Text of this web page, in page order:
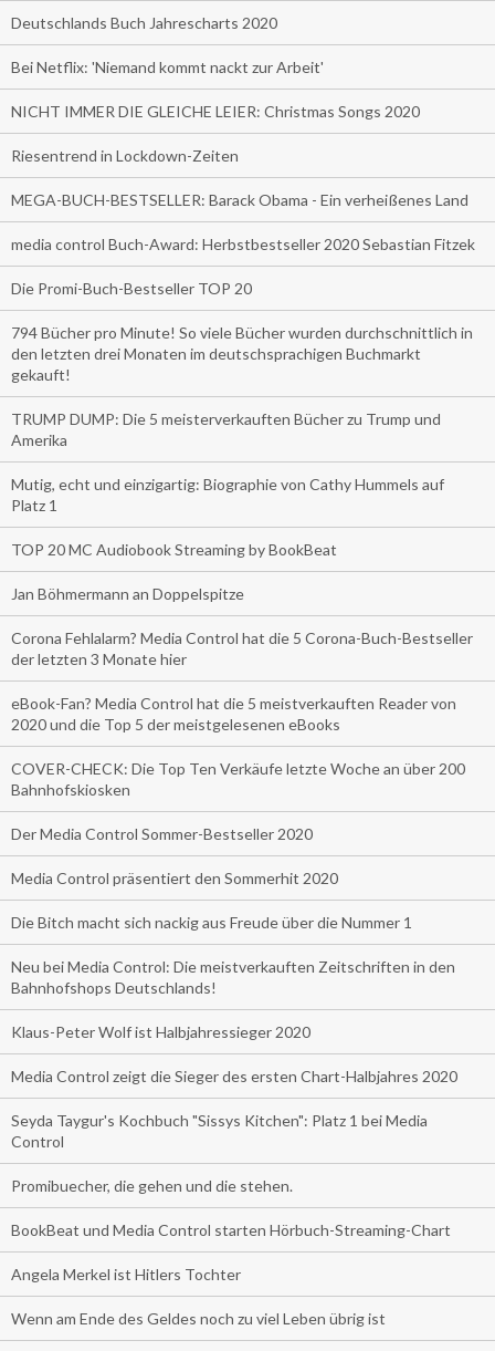
Deutschlands Buch Jahrescharts 2020
Bei Netflix: 'Niemand kommt nackt zur Arbeit'
NICHT IMMER DIE GLEICHE LEIER: Christmas Songs 2020
Riesentrend in Lockdown-Zeiten
MEGA-BUCH-BESTSELLER: Barack Obama - Ein verheißenes Land
media control Buch-Award: Herbstbestseller 2020 Sebastian Fitzek
Die Promi-Buch-Bestseller TOP 20
794 Bücher pro Minute! So viele Bücher wurden durchschnittlich in
den letzten drei Monaten im deutschsprachigen Buchmarkt
gekauft!
TRUMP DUMP: Die 5 meisterverkauften Bücher zu Trump und
Amerika
Mutig, echt und einzigartig: Biographie von Cathy Hummels auf
Platz 1
TOP 20 MC Audiobook Streaming by BookBeat
Jan Böhmermann an Doppelspitze
Corona Fehlalarm? Media Control hat die 5 Corona-Buch-Bestseller
der letzten 3 Monate hier
eBook-Fan? Media Control hat die 5 meistverkauften Reader von
2020 und die Top 5 der meistgelesenen eBooks
COVER-CHECK: Die Top Ten Verkäufe letzte Woche an über 200
Bahnhofskiosken
Der Media Control Sommer-Bestseller 2020
Media Control präsentiert den Sommerhit 2020
Die Bitch macht sich nackig aus Freude über die Nummer 1
Neu bei Media Control: Die meistverkauften Zeitschriften in den
Bahnhofshops Deutschlands!
Klaus-Peter Wolf ist Halbjahressieger 2020
Media Control zeigt die Sieger des ersten Chart-Halbjahres 2020
Seyda Taygur's Kochbuch "Sissys Kitchen": Platz 1 bei Media
Control
Promibuecher, die gehen und die stehen.
BookBeat und Media Control starten Hörbuch-Streaming-Chart
Angela Merkel ist Hitlers Tochter
Wenn am Ende des Geldes noch zu viel Leben übrig ist